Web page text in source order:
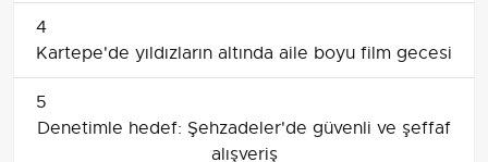
4
Kartepe'de yıldızların altında aile boyu film gecesi
5
Denetimle hedef: Şehzadeler'de güvenli ve şeffaf
alışveriş